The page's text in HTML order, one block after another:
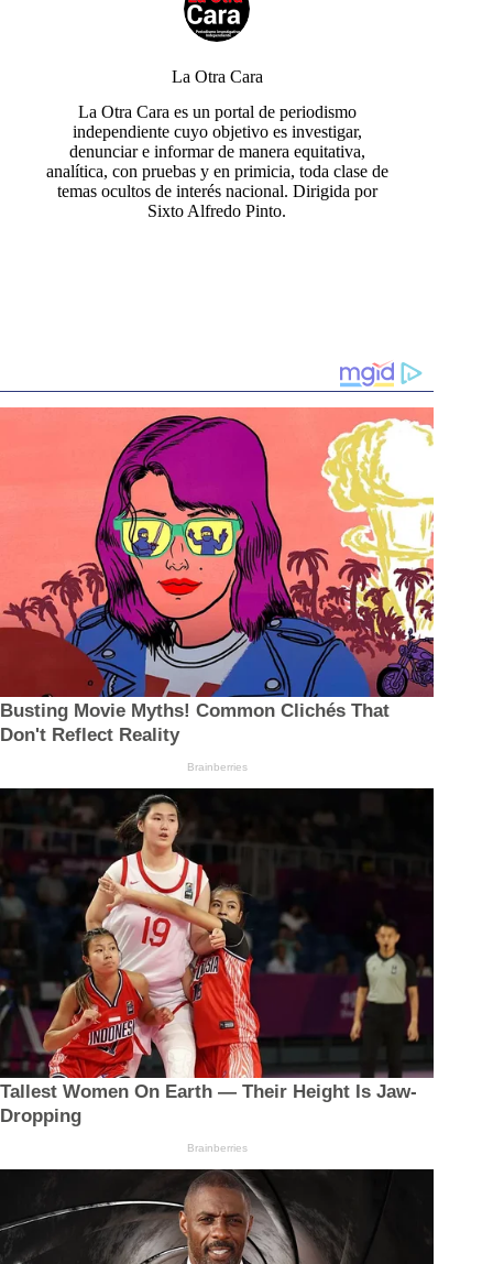
La Otra Cara
La Otra Cara es un portal de periodismo
independiente cuyo objetivo es investigar,
denunciar e informar de manera equitativa,
analítica, con pruebas y en primicia, toda clase de
temas ocultos de interés nacional. Dirigida por
Sixto Alfredo Pinto.